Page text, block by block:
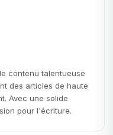
contenu talentueuse
des articles de haute
Avec une solide
pour l'écriture.